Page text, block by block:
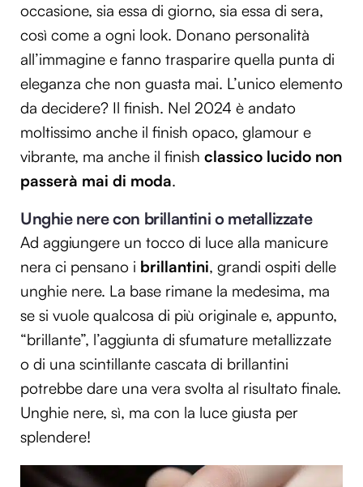
occasione, sia essa di giorno, sia essa di sera,
così come a ogni look. Donano personalità
all’immagine e fanno trasparire quella punta di
eleganza che non guasta mai. L’unico elemento
da decidere? Il finish. Nel 2024 è andato
moltissimo anche il finish opaco, glamour e
vibrante, ma anche il finish classico lucido non
passerà mai di moda.
Unghie nere con brillantini o metallizzate
Ad aggiungere un tocco di luce alla manicure
nera ci pensano i brillantini, grandi ospiti delle
unghie nere. La base rimane la medesima, ma
se si vuole qualcosa di più originale e, appunto,
“brillante”, l’aggiunta di sfumature metallizzate
o di una scintillante cascata di brillantini
potrebbe dare una vera svolta al risultato finale.
Unghie nere, sì, ma con la luce giusta per
splendere!